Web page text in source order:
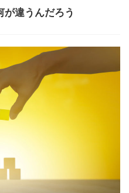
が違うんだろう